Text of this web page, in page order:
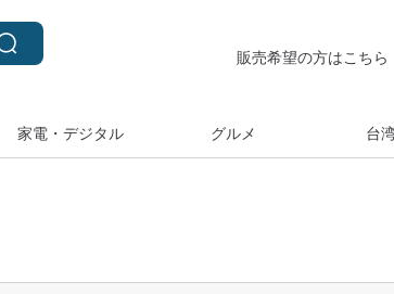
販売希望の方はこちら
家電・デジタル グルメ 台